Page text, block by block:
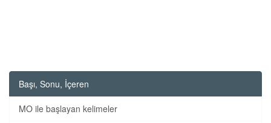
Başı, Sonu, İçeren
MO ile başlayan kelimeler